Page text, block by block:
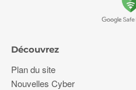
Découvrez
Plan du site
Nouvelles Cyber